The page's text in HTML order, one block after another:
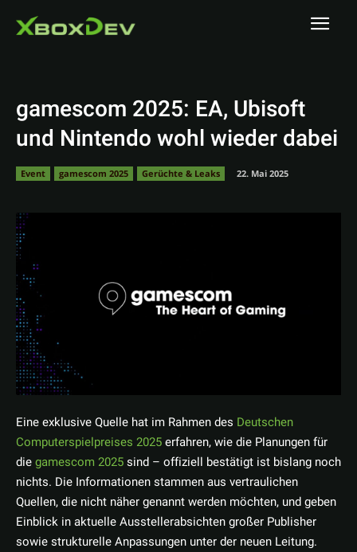
gamescom 2025: EA, Ubisoft
und Nintendo wohl wieder dabei
Event gamescom 2025 Gerüchte & Leaks 22. Mai 2025
Eine exklusive Quelle hat im Rahmen des Deutschen
Computerspielpreises 2025erfahren, wie die Planungen für
diegamescom 2025sind – offiziell bestätigt ist bislang noch
nichts. Die Informationen stammen aus vertraulichen
Quellen, die nicht näher genannt werden möchten, und geben
Einblick in aktuelle Ausstellerabsichten großer Publisher
sowie strukturelle Anpassungen unter der neuen Leitung.